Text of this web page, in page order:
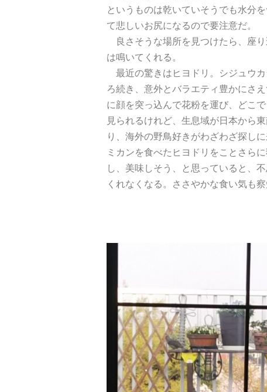
というものは乾いていそうでも水分
て悲しいお尻になるので要注意だ。
良さそうな場所を見つけたら、座
は鳴いてくれる。
最近の驚きはヒヨドリ。シジュウ
ろ続き、意外とバラエティ豊かにさ
に顔を突っ込んで花粉を運び、どこ
見られるけれど、生息域が日本から
り、海外の野鳥好きがわざわざ探し
ミカンを食べたヒヨドリをことさら
し、美味しそう、と思っていると、
くれなくなる。ささやかな食い気も